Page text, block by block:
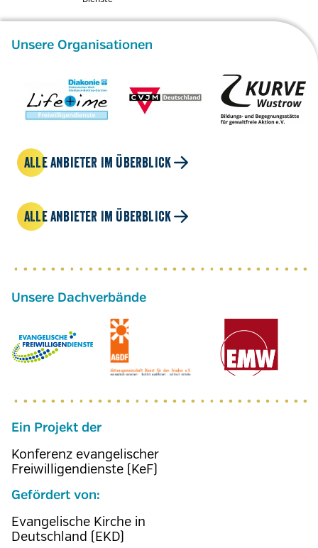
Unsere Organisationen
ALLE ANBIETER IM ÜBERBLICK
ALLE ANBIETER IM ÜBERBLICK
Ein Projekt der
Konferenz evangelischer
Freiwilligendienste (KeF)
Gefördert von:
Evangelische Kirche in
Deutschland (EKD)